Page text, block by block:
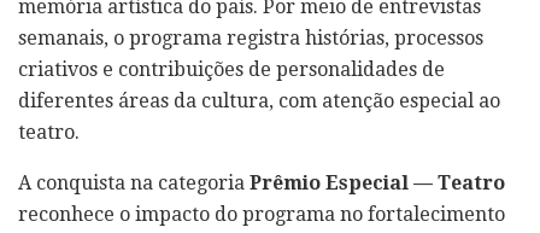
memória artística do país. Por meio de entrevistas
semanais, o programa registra histórias, processos
criativos e contribuições de personalidades de
diferentes áreas da cultura, com atenção especial ao
teatro.
A conquista na categoria Prêmio Especial — Teatro
reconhece o impacto do programa no fortalecimento